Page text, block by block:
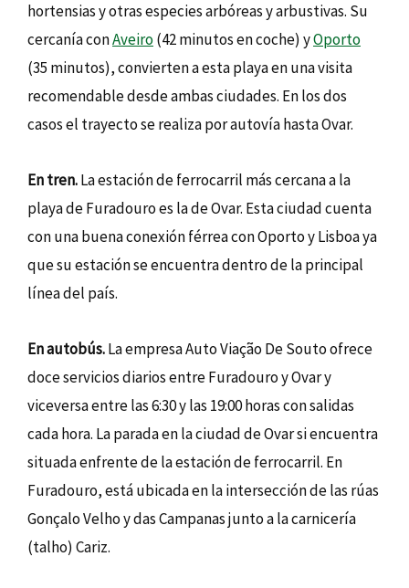
hortensias y otras especies arbóreas y arbustivas. Su
cercanía conAveiro(42 minutos en coche) yOporto
(35 minutos), convierten a esta playa en una visita
recomendable desde ambas ciudades. En los dos
casos el trayecto se realiza por autovía hasta Ovar.
En tren.La estación de ferrocarril más cercana a la
playa de Furadouro es la de Ovar. Esta ciudad cuenta
con una buena conexión férrea con Oporto y Lisboa ya
que su estación se encuentra dentro de la principal
línea del país.
En autobús.La empresa Auto Viação De Souto ofrece
doce servicios diarios entre Furadouro y Ovar y
viceversa entre las 6:30 y las 19:00 horas con salidas
cada hora. La parada en la ciudad de Ovar si encuentra
situada enfrente de la estación de ferrocarril. En
Furadouro, está ubicada en la intersección de las rúas
Gonçalo Velho y das Campanas junto a la carnicería
(talho) Cariz.